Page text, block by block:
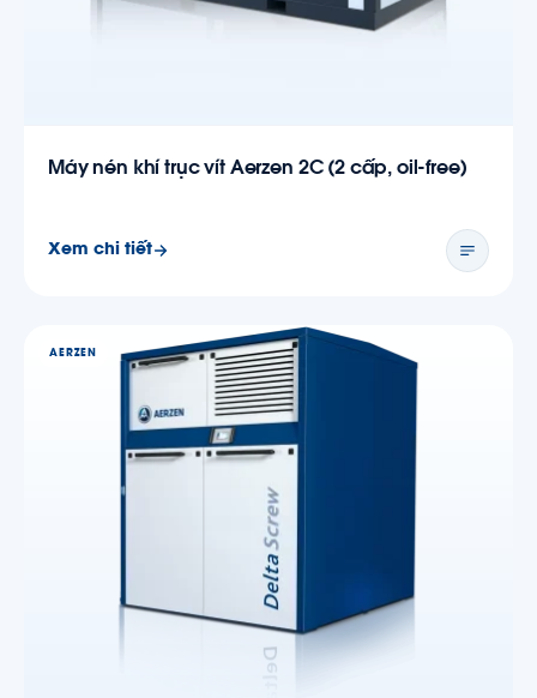
Máy nén khí trục vít Aerzen 2C (2 cấp, oil-free)
Xem chi tiết
AERZEN